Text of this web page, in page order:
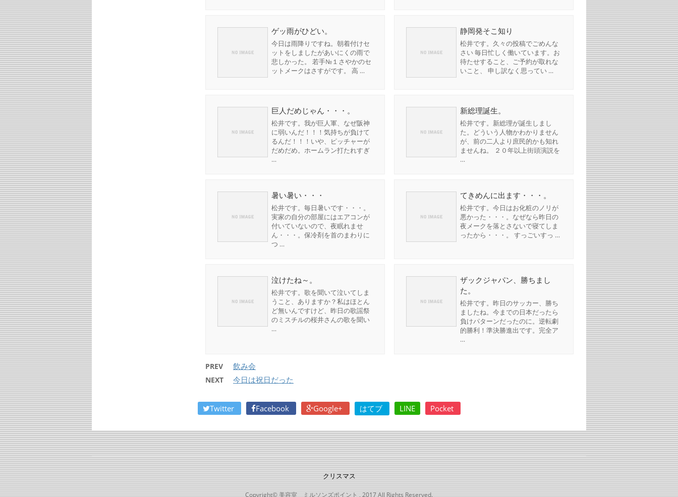
ゲッ雨がひどい。
今日は雨降りですね。朝着付けセ
ットをしましたがあいにくの雨で
悲しかった。 若手№１さやかのセ
ットメークはさすがです。 高 …
静岡発そこ知り
松井です。久々の投稿でごめんな
さい 毎日忙しく働いています。お
待たせすること、ご予約が取れな
いこと、 申し訳なく思ってい …
巨人だめじゃん・・・。
松井です。我が巨人軍、なぜ阪神
に弱いんだ！！！気持ちが負けて
るんだ！！！いや、ピッチャーが
だめだめ。ホームラン打たれすぎ
…
新総理誕生。
松井です。新総理が誕生しまし
た。どういう人物かわかりません
が、前の二人より庶民的かも知れ
ませんね。 ２０年以上街頭演説を
…
暑い暑い・・・
松井です。毎日暑いです・・・。
実家の自分の部屋にはエアコンが
付いていないので、夜眠れませ
ん・・・。保冷剤を首のまわりに
つ …
てきめんに出ます・・・。
松井です。今日はお化粧のノリが
悪かった・・・。なぜなら昨日の
夜メークを落とさないで寝てしま
ったから・・・。 すっごいすっ …
泣けたね～。
松井です。歌を聞いて泣いてしま
うこと、ありますか？私はほとん
ど無いんですけど、昨日の歌謡祭
のミスチルの桜井さんの歌を聞い
…
ザックジャパン、勝ちまし
た。
松井です。昨日のサッカー、勝ち
ましたね。今までの日本だったら
負けパターンだったのに。逆転劇
的勝利！準決勝進出です。完全ア
…
PREV 飲み会
NEXT 今日は祝日だった
Twitter Facebook Google+ はてブ LINE Pocket
クリスマス
Copyright© 美容室 ミルソンズポイント , 2017 All Rights Reserved.